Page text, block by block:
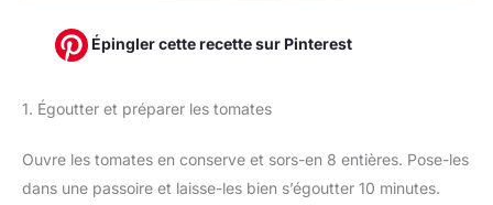
Épingler cette recette sur Pinterest
1. Égoutter et préparer les tomates
Ouvre les tomates en conserve et sors-en 8 entières. Pose-les
dans une passoire et laisse-les bien s’égoutter 10 minutes.